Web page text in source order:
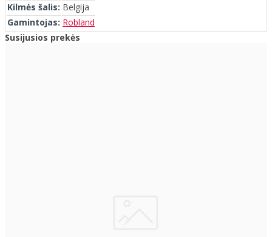
Kilmės šalis: Belgija
Gamintojas: Robland
Susijusios prekės